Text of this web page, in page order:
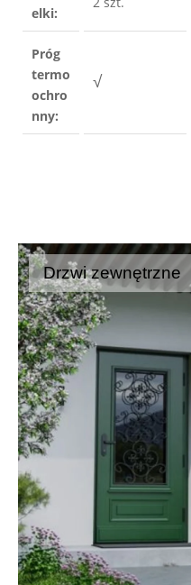
elki:
Próg
termo
ochro
nny:
√
Drzwi zewnętrzne